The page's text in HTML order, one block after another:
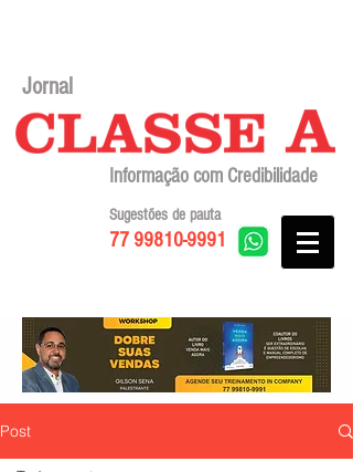
Jornal
Informação com Credibilidade
77 99810-9991
Sugestões de pauta
Post